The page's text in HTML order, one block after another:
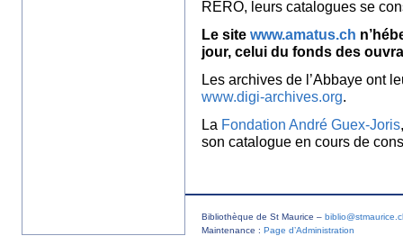
RERO, leurs catalogues se
Le site www.amatus.ch
jour, celui du fonds des
Les archives de l’Abbaye ont
www.digi-archives.org.
La Fondation André Guex-Joris
son catalogue en cours de
Bibliothèque de St Maurice –
Maintenance : Page d’Administration